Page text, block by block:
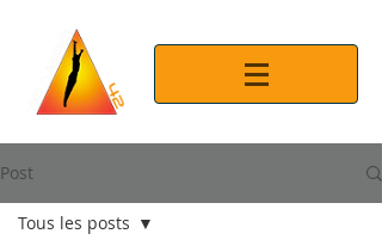
Post
Tous les posts